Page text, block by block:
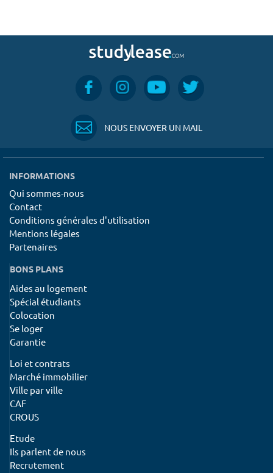
NOUS ENVOYER UN MAIL
INFORMATIONS
Qui sommes-nous
Contact
Conditions générales d'utilisation
Mentions légales
Partenaires
BONS PLANS
Aides au logement
Spécial étudiants
Colocation
Se loger
Garantie
Loi et contrats
Marché immobilier
Ville par ville
CAF
CROUS
Etude
Ils parlent de nous
Recrutement